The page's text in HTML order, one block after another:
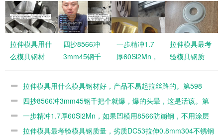
拉伸模具用什
么模具钢材
起拉丝路的。
四抄8566冲
3mm45钢千
的头晕，这是
篇
一步精冲1.7
厚60Si2Mn，
8566防崩
的。第596篇
拉伸模具最考
验模具钢质
DC53拉伸
锈钢几百个就
毛了。第595
篇
拉伸模具用什么模具钢材好，产品不易起拉丝路的。第598
篇
四抄8566冲3mm45钢千把个就爆，爆的头晕，这是活该。第
597篇一步精冲1.7厚60Si2Mn，如果凹模用8566防崩钢，不用涂层
的。第596篇
拉伸模具最考验模具钢质量，劣质DC53拉伸0.8mm304不锈钢